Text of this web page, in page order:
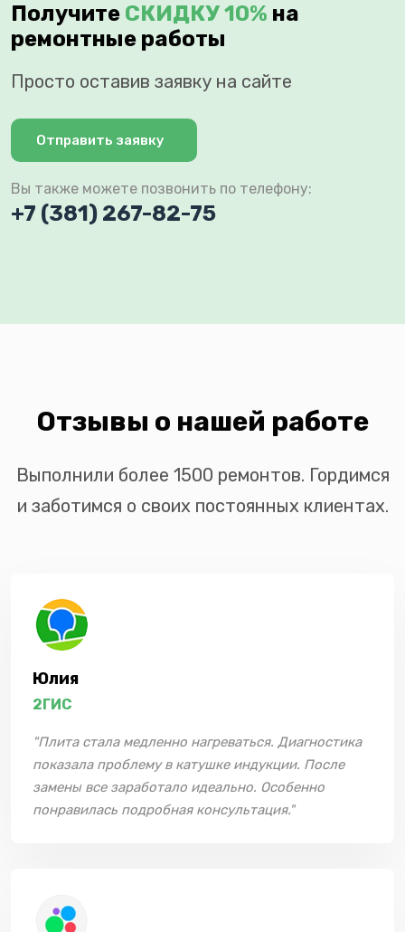
Получите СКИДКУ 10% на
ремонтные работы
Просто оставив заявку на сайте
Отправить заявку
Вы также можете позвонить по телефону:
+7 (381) 267-82-75
Отзывы о нашей работе
Выполнили более 1500 ремонтов. Гордимся
и заботимся о своих постоянных клиентах.
Юлия
2ГИС
"Плита стала медленно нагреваться. Диагностика
показала проблему в катушке индукции. После
замены все заработало идеально. Особенно
понравилась подробная консультация."